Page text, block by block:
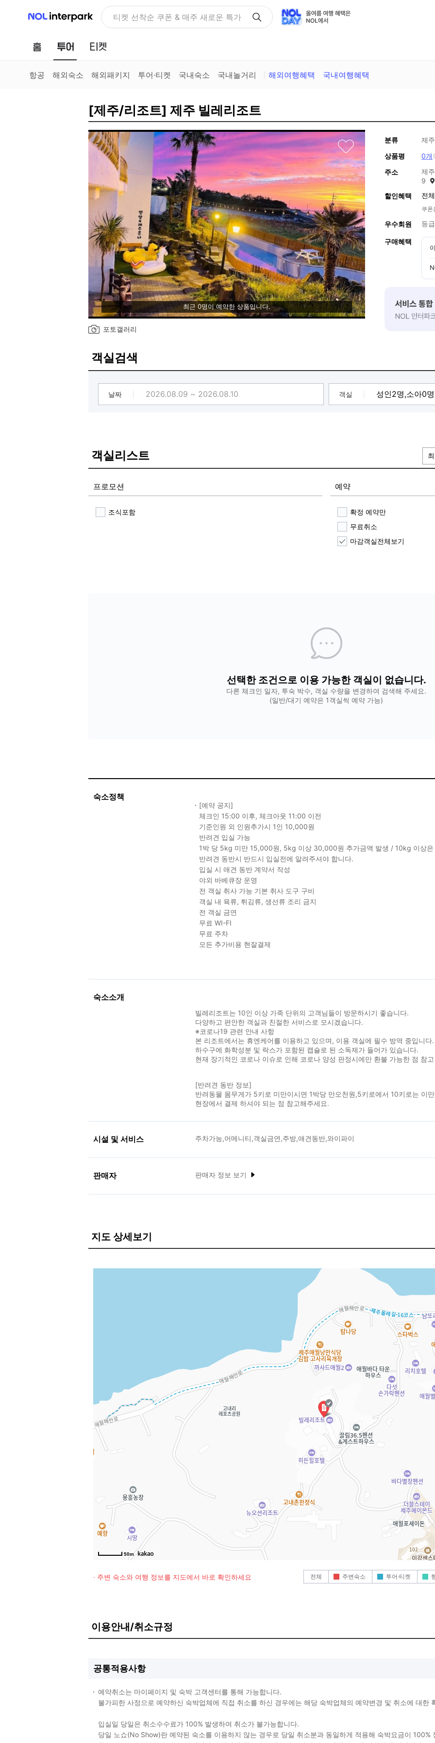
NOL 인터파크 NOLDAY, 최대 70% 여행 혜택
홈 투어
항공 해외숙소 해외패키지 투어·티켓 국내숙소 국내놀거리 해외여행혜택 국내여행혜택
[제주/리조트] 제주 빌레리조트
최근 0명이 예약한 상품입니다.
포토갤러리
분류
제
상품평
0개
주소
제
9
할인혜택 전
쿠폰
우수회원 등
구매혜택
객실검색
날짜 객실
객실리스트
프로모션
조식포함
예약
확정 예약만
무료취소
마감객실전체보기
선택한 조건으로 이용 가능한 객실이 없습니다.
다른 체크인 일자, 투숙 박수, 객실 수량을 변경하여 검색해 주세요.
(일반/대기 예약은 1객실씩 예약 가능)
숙소정책
[예약 공지]
체크인 15:00 이후, 체크아웃 11:00 이전
기준인원 외 인원추가시 1인 10,000원
반려견 입실 가능
1박 당 5kg 미만 15,000원, 5kg 이상 30,000원 추가금액 발생 / 10kg 이상은
반려견 동반시 반드시 입실전에 알려주셔야 합니다.
입실 시 애견 동반 계약서 작성
야외 바베큐장 운영
전 객실 취사 가능 기본 취사 도구 구비
객실 내 육류, 튀김류, 생선류 조리 금지
전 객실 금연
무료 WI-FI
무료 주차
모든 추가비용 현잘결제
숙소소개
빌레리조트는 10인 이상 가족 단위의 고객님들이 방문하시기 좋습니다.
다양하고 편안한 객실과 친절한 서비스로 모시겠습니다.
※코로나19 관련 안내 사항
본 리조트에서는 휴엔케어를 이용하고 있으며, 이용 객실에 필수 방역 중입니다.
하수구에 화학성분 및 락스가 포함된 캡슐로 된 소독제가 들어가 있습니다.
현재 장기적인 코로나 이슈로 인해 코로나 양성 판정시에만 환불 가능한 점 참
[반려견 동반 정보]
반려동물 몸무게가 5키로 미만이시면 1박당 만오천원,5키로에서 10키로는 이
현장에서 결제 하셔야 되는 점 참고해주세요.
시설 및 서비스 주차가능,어메니티,객실금연,주방,애견동반,와이파이
판매자 판매자 정보 보기
지도 상세보기
50m
· 주변 숙소와 여행 정보를 지도에서 바로 확인하세요 전체 주변숙소 투어·티켓
이용안내/취소규정
공통적용사항
예약취소는 마이페이지 및 숙박 고객센터를 통해 가능합니다.
불가피한 사정으로 예약하신 숙박업체에 직접 취소를 하신 경우에는 해당 숙박업체의 예약변경 및 취소에 대한
입실일 당일은 취소수수료가 100% 발생하여 취소가 불가능합니다.
당일 노쇼(No Show)란 예약된 숙소를 이용하지 않는 경우로 당일 취소분과 동일하게 적용해 숙박요금이 100%